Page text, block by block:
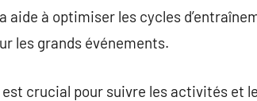
à optimiser les cycles
les grands événements.
crucial pour suivre les activités et